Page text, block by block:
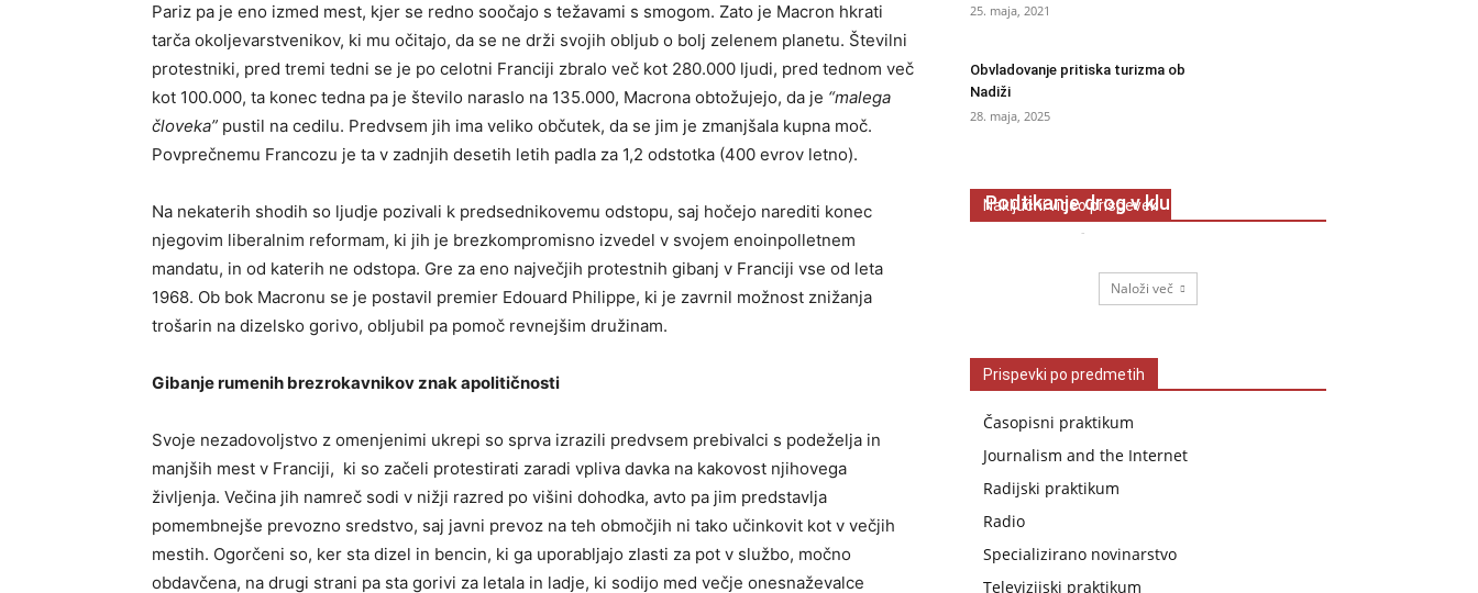
Pariz pa je eno izmed mest, kjer se redno soočajo s težavami s smogom. Zato je Macron hkrati
tarča okoljevarstvenikov, ki mu očitajo, da se ne drži svojih obljub o bolj zelenem planetu. Številni
protestniki, pred tremi tedni se je po celotni Franciji zbralo več kot 280.000 ljudi, pred tednom več
kot 100.000, ta konec tedna pa je število naraslo na 135.000, Macrona obtožujejo, da je “malega
človeka” pustil na cedilu. Predvsem jih ima veliko občutek, da se jim je zmanjšala kupna moč.
Povprečnemu Francozu je ta v zadnjih desetih letih padla za 1,2 odstotka (400 evrov letno).
Na nekaterih shodih so ljudje pozivali k predsednikovemu odstopu, saj hočejo narediti konec
njegovim liberalnim reformam, ki jih je brezkompromisno izvedel v svojem enoinpolletnem
mandatu, in od katerih ne odstopa. Gre za eno največjih protestnih gibanj v Franciji vse od leta
1968. Ob bok Macronu se je postavil premier Edouard Philippe, ki je zavrnil možnost znižanja
trošarin na dizelsko gorivo, obljubil pa pomoč revnejšim družinam.
Gibanje rumenih brezrokavnikov znak apolitičnosti
Svoje nezadovoljstvo z omenjenimi ukrepi so sprva izrazili predvsem prebivalci s podeželja in
manjših mest v Franciji, ki so začeli protestirati zaradi vpliva davka na kakovost njihovega
življenja. Večina jih namreč sodi v nižji razred po višini dohodka, avto pa jim predstavlja
pomembnejše prevozno sredstvo, saj javni prevoz na teh območjih ni tako učinkovit kot v večjih
mestih. Ogorčeni so, ker sta dizel in bencin, ki ga uporabljajo zlasti za pot v službo, močno
obdavčena, na drugi strani pa sta gorivi za letala in ladje, ki sodijo med večje onesnaževalce
25. maja, 2021
Obvladovanje pritiska turizma ob
Nadiži
28. maja, 2025
Naključni video prispevek
Podtikanje drog v klubih
-
Naloži več
Prispevki po predmetih
Časopisni praktikum
Journalism and the Internet
Radijski praktikum
Radio
Specializirano novinarstvo
Televizijski praktikum